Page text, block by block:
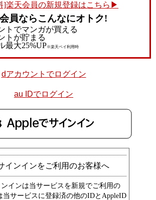
]楽天会員の新規登録はこちら▶
員ならこんなにオトク!
トでマンガが買える
トが貯まる
最大25%UP※楽天ペイ利用時
dアカウントでログイン
au IDでログイン
Appleでサインイン
インインをご利用のお客様へ
インは当サービスを新規でご利用の
当サービスに登録済の他のIDとAppleID